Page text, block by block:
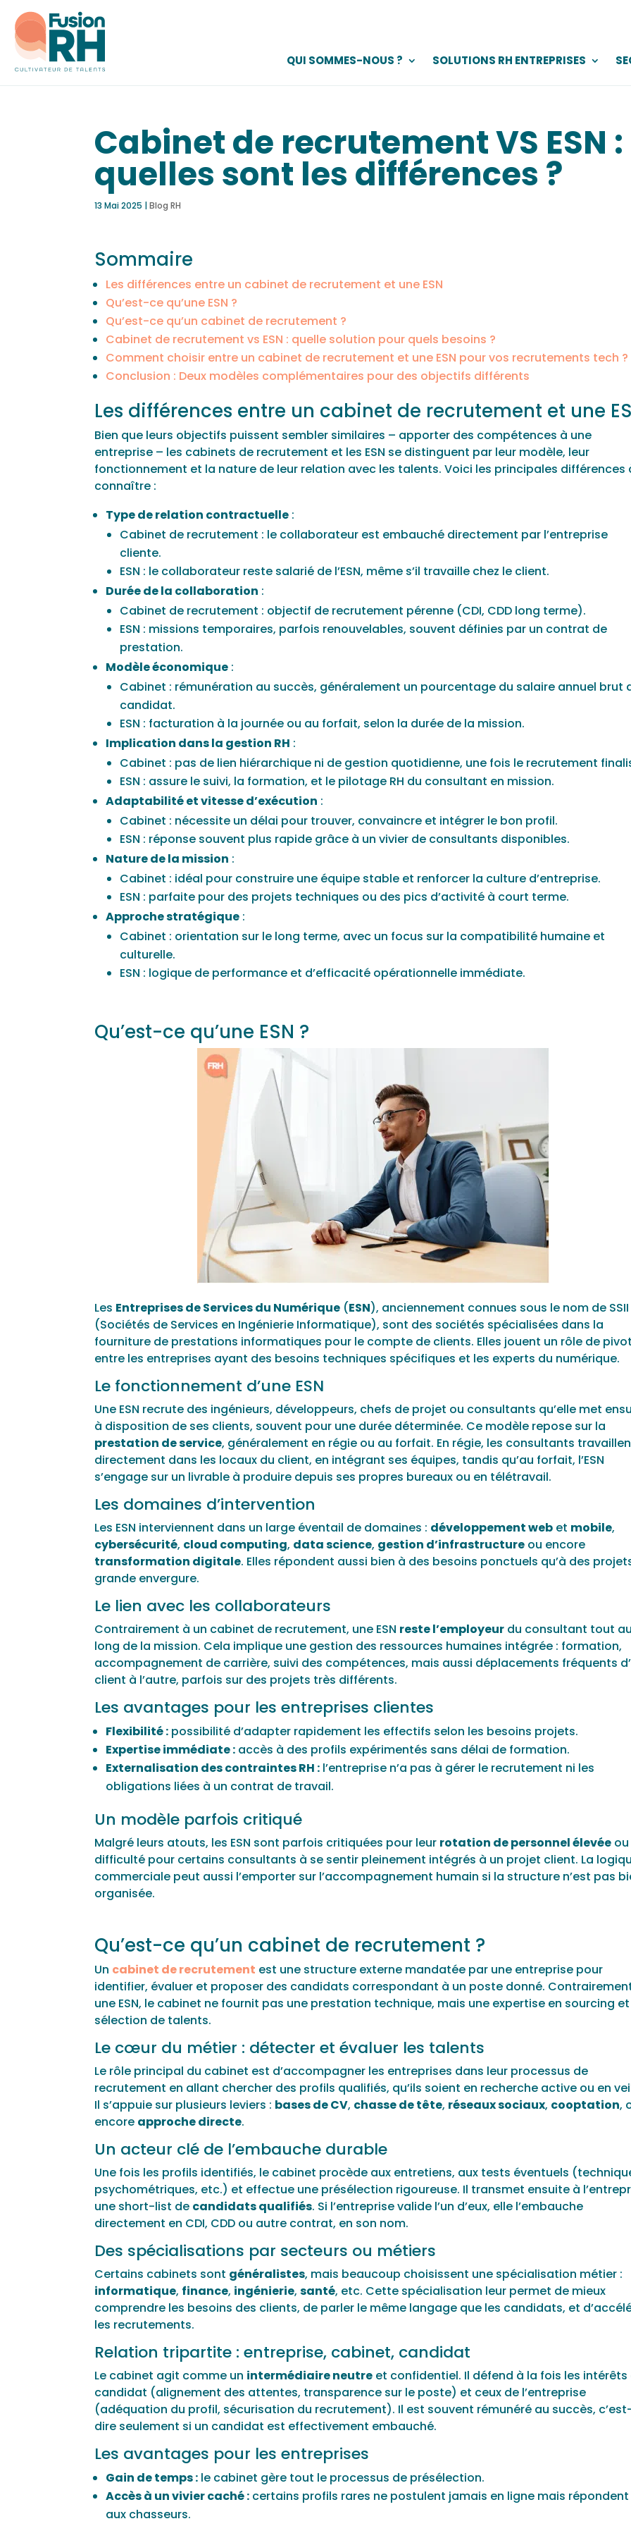
QUI SOMMES-NOUS ? SOLUTIONS RH ENTREPRISES
Cabinet de recrutement VS ESN :
quelles sont les différences ?
13 Mai 2025 |Blog RH
Sommaire
Les différences entre un cabinet de recrutement et une ESN
Qu’est-ce qu’une ESN ?
Qu’est-ce qu’un cabinet de recrutement ?
Cabinet de recrutement vs ESN : quelle solution pour quels besoins ?
Comment choisir entre un cabinet de recrutement et une ESN pour vos recrutements tech ?
Conclusion : Deux modèles complémentaires pour des objectifs différents
Les différences entre un cabinet de recrutement et une
Bien que leurs objectifs puissent sembler similaires – apporter des compétences à une
entreprise – les cabinets de recrutement et les ESN se distinguent par leur modèle, leur
fonctionnement et la nature de leur relation avec les talents. Voici les principales différences
connaître :
Type de relation contractuelle :
Cabinet de recrutement : le collaborateur est embauché directement par l’entreprise
cliente.
ESN : le collaborateur reste salarié de l’ESN, même s’il travaille chez le client.
Durée de la collaboration :
Cabinet de recrutement : objectif de recrutement pérenne (CDI, CDD long terme).
ESN : missions temporaires, parfois renouvelables, souvent définies par un contrat de
prestation.
Modèle économique :
Cabinet : rémunération au succès, généralement un pourcentage du salaire annuel brut
candidat.
ESN : facturation à la journée ou au forfait, selon la durée de la mission.
Implication dans la gestion RH :
Cabinet : pas de lien hiérarchique ni de gestion quotidienne, une fois le recrutement
ESN : assure le suivi, la formation, et le pilotage RH du consultant en mission.
Adaptabilité et vitesse d’exécution :
Cabinet : nécessite un délai pour trouver, convaincre et intégrer le bon profil.
ESN : réponse souvent plus rapide grâce à un vivier de consultants disponibles.
Nature de la mission :
Cabinet : idéal pour construire une équipe stable et renforcer la culture d’entreprise.
ESN : parfaite pour des projets techniques ou des pics d’activité à court terme.
Approche stratégique :
Cabinet : orientation sur le long terme, avec un focus sur la compatibilité humaine et
culturelle.
ESN : logique de performance et d’efficacité opérationnelle immédiate.
Qu’est-ce qu’une ESN ?
Les Entreprises de Services du Numérique (ESN), anciennement connues sous le nom de SSII
(Sociétés de Services en Ingénierie Informatique), sont des sociétés spécialisées dans la
fourniture de prestations informatiques pour le compte de clients. Elles jouent un rôle de pivot
entre les entreprises ayant des besoins techniques spécifiques et les experts du numérique.
Le fonctionnement d’une ESN
Une ESN recrute des ingénieurs, développeurs, chefs de projet ou consultants qu’elle met
à disposition de ses clients, souvent pour une durée déterminée. Ce modèle repose sur la
prestation de service, généralement en régie ou au forfait. En régie, les consultants
directement dans les locaux du client, en intégrant ses équipes, tandis qu’au forfait, l’ESN
s’engage sur un livrable à produire depuis ses propres bureaux ou en télétravail.
Les domaines d’intervention
Les ESN interviennent dans un large éventail de domaines : développement web et mobile,
cybersécurité, cloud computing, data science, gestion d’infrastructure ou encore
transformation digitale. Elles répondent aussi bien à des besoins ponctuels qu’à des
grande envergure.
Le lien avec les collaborateurs
Contrairement à un cabinet de recrutement, une ESN reste l’employeur du consultant tout au
long de la mission. Cela implique une gestion des ressources humaines intégrée : formation,
accompagnement de carrière, suivi des compétences, mais aussi déplacements fréquents
client à l’autre, parfois sur des projets très différents.
Les avantages pour les entreprises clientes
Flexibilité : possibilité d’adapter rapidement les effectifs selon les besoins projets.
Expertise immédiate : accès à des profils expérimentés sans délai de formation.
Externalisation des contraintes RH : l’entreprise n’a pas à gérer le recrutement ni les
obligations liées à un contrat de travail.
Un modèle parfois critiqué
Malgré leurs atouts, les ESN sont parfois critiquées pour leur rotation de personnel élevée
difficulté pour certains consultants à se sentir pleinement intégrés à un projet client. La
commerciale peut aussi l’emporter sur l’accompagnement humain si la structure n’est pas
organisée.
Qu’est-ce qu’un cabinet de recrutement ?
Un cabinet de recrutement est une structure externe mandatée par une entreprise pour
identifier, évaluer et proposer des candidats correspondant à un poste donné.
une ESN, le cabinet ne fournit pas une prestation technique, mais une expertise en sourcing
sélection de talents.
Le cœur du métier : détecter et évaluer les talents
Le rôle principal du cabinet est d’accompagner les entreprises dans leur processus de
recrutement en allant chercher des profils qualifiés, qu’ils soient en recherche active ou en
Il s’appuie sur plusieurs leviers : bases de CV, chasse de tête, réseaux sociaux, cooptation,
encore approche directe.
Un acteur clé de l’embauche durable
Une fois les profils identifiés, le cabinet procède aux entretiens, aux tests éventuels
psychométriques, etc.) et effectue une présélection rigoureuse. Il transmet ensuite à
une short-list de candidats qualifiés. Si l’entreprise valide l’un d’eux, elle l’embauche
directement en CDI, CDD ou autre contrat, en son nom.
Des spécialisations par secteurs ou métiers
Certains cabinets sont généralistes, mais beaucoup choisissent une spécialisation métier :
informatique, finance, ingénierie,santé, etc. Cette spécialisation leur permet de mieux
comprendre les besoins des clients, de parler le même langage que les candidats, et
les recrutements.
Relation tripartite : entreprise, cabinet, candidat
Le cabinet agit comme un intermédiaire neutre et confidentiel. Il défend à la fois les intérêts
candidat (alignement des attentes, transparence sur le poste) et ceux de l’entreprise
(adéquation du profil, sécurisation du recrutement). Il est souvent rémunéré au succès,
dire seulement si un candidat est effectivement embauché.
Les avantages pour les entreprises
Gain de temps : le cabinet gère tout le processus de présélection.
Accès à un vivier caché : certains profils rares ne postulent jamais en ligne mais répondent
aux chasseurs.